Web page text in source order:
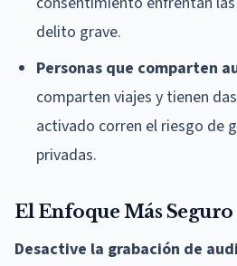
delito grave.
Personas que comparten
comparten viajes y tienen
activado corren el riesgo de
privadas.
El Enfoque Más Seguro
Desactive la grabación de